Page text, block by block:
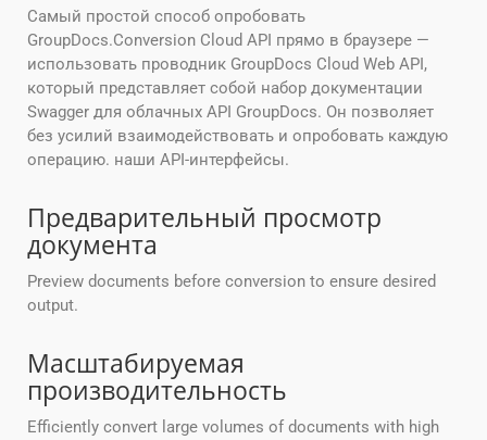
Самый простой способ опробовать
GroupDocs.Conversion Cloud API прямо в браузере —
использовать проводник GroupDocs Cloud Web API,
который представляет собой набор документации
Swagger для облачных API GroupDocs. Он позволяет
без усилий взаимодействовать и опробовать каждую
операцию. наши API-интерфейсы.
Предварительный просмотр
документа
Preview documents before conversion to ensure desired
output.
Масштабируемая
производительность
Efficiently convert large volumes of documents with high